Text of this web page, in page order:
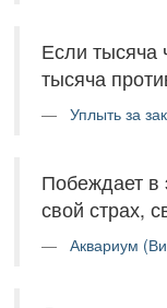
Если тысяча
тысяча
Уплыть за
Побеждает в
свой страх,
Аквариум